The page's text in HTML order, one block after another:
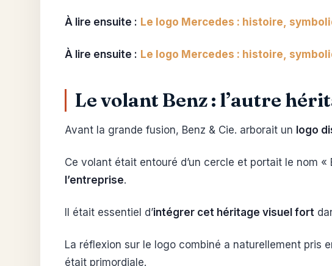
À lire ensuite : Le logo Mercedes : histoire,
À lire ensuite : Le logo Mercedes : histoire,
Le volant Benz : l’autre
Avant la grande fusion, Benz & Cie. arborait un logo
Ce volant était entouré d’un cercle et portait le nom «
l’entreprise.
Il était essentiel d’intégrer cet héritage visuel fort
La réflexion sur le logo combiné a naturellement pris
était primordiale.